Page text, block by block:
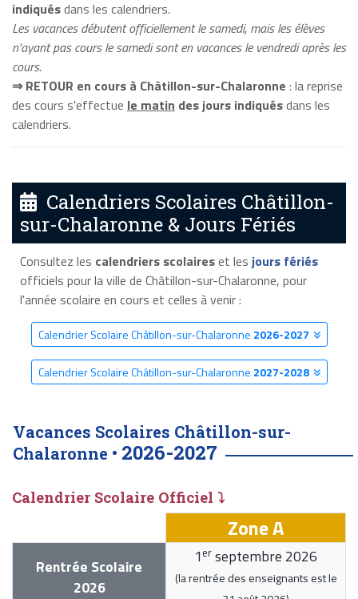
indiquésdans les calendriers.
Les vacances débutent officiellement le samedi, mais les élèves
n'ayant pas cours le samedi sont en vacances le vendredi après les
cours.
⇒ RETOUR en cours à Châtillon-sur-Chalaronne : la reprise
des cours s'effectue le matin des jours indiquésdans les
calendriers.
Calendriers Scolaires Châtillon-
sur-Chalaronne & Jours Fériés
Consultez les calendriers scolaireset les jours fériés
officiels pour la ville de Châtillon-sur-Chalaronne, pour
l'année scolaire en cours et celles à venir :
Calendrier Scolaire Châtillon-sur-Chalaronne 2026-2027
Calendrier Scolaire Châtillon-sur-Chalaronne 2027-2028
Vacances Scolaires Châtillon-sur-
Chalaronne • 2026-2027
Calendrier Scolaire Officiel ⤵
Zone A
Rentrée Scolaire
2026
1 er septembre 2026
(la rentrée des enseignants est le